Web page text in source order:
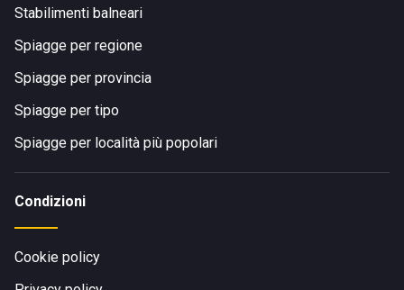
Stabilimenti balneari
Spiagge per regione
Spiagge per provincia
Spiagge per tipo
Spiagge per località più popolari
Condizioni
Cookie policy